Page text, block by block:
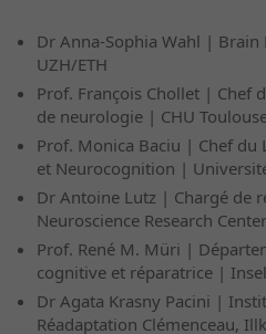
Dr Anna-Sophia Wahl | Brain
UZH/ETH
Prof. François Chollet | Chef
de neurologie | CHU
Prof. Monica Baciu | Chef du
et Neurocognition |
Dr Antoine Lutz | Chargé de
Neuroscience Research
Prof. René M. Müri |
cognitive et réparatrice |
Dr Agata Krasny Pacini |
Réadaptation Clémenceau,